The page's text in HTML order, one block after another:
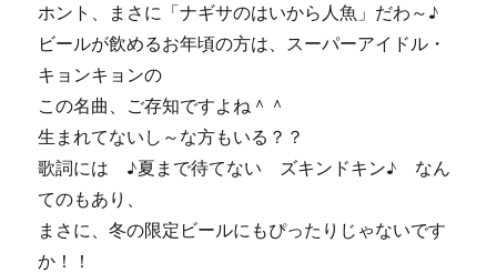
ホント、まさに「ナギサのはいから人魚」だわ～♪
ビールが飲めるお年頃の方は、スーパーアイドル・
キョンキョンの
この名曲、ご存知ですよね＾＾
生まれてないし～な方もいる？？
歌詞には ♪夏まで待てない ズキンドキン♪ なん
てのもあり、
まさに、冬の限定ビールにもぴったりじゃないです
か！！